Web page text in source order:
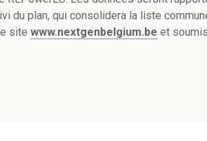
du plan, qui consolidera la liste
site www.nextgenbelgium.be et